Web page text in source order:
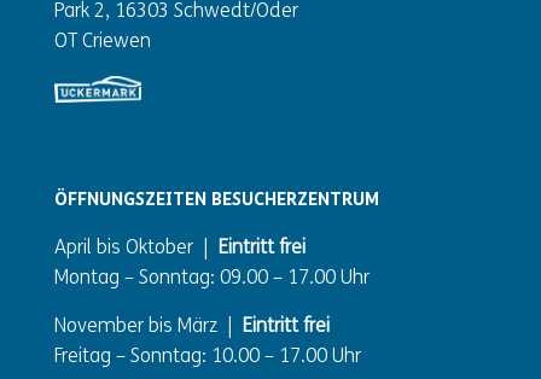
Park 2, 16303 Schwedt/Oder
OT Criewen
ÖFFNUNGSZEITEN BESUCHERZENTRUM
April bis Oktober | Eintritt frei
Montag – Sonntag: 09.00 – 17.00 Uhr
November bis März | Eintritt frei
Freitag – Sonntag: 10.00 – 17.00 Uhr